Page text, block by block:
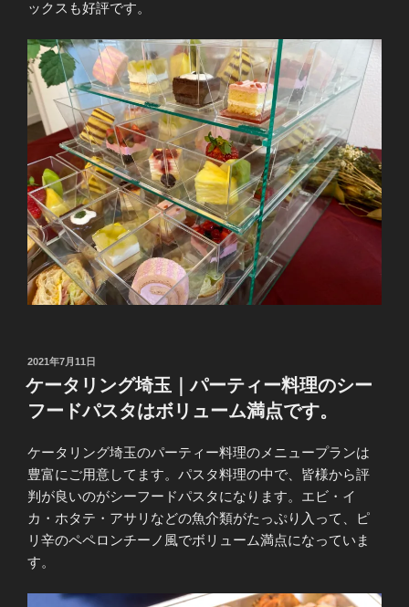
ックスも好評です。
投
稿
日:
2021年7月11日
ケータリング埼玉｜パーティー料理のシー
フードパスタはボリューム満点です。
ケータリング埼玉のパーティー料理のメニュープランは
豊富にご用意してます。パスタ料理の中で、皆様から評
判が良いのがシーフードパスタになります。エビ・イ
カ・ホタテ・アサリなどの魚介類がたっぷり入って、ピ
リ辛のペペロンチーノ風でボリューム満点になっていま
す。